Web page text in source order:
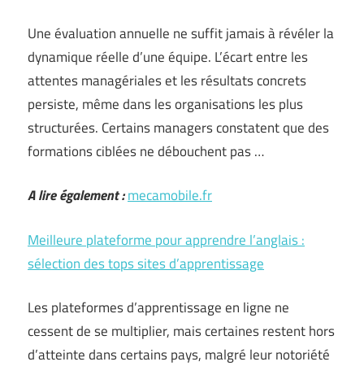
Une évaluation annuelle ne suffit jamais à révéler la
dynamique réelle d’une équipe. L’écart entre les
attentes managériales et les résultats concrets
persiste, même dans les organisations les plus
structurées. Certains managers constatent que des
formations ciblées ne débouchent pas …
A lire également :mecamobile.fr
Meilleure plateforme pour apprendre l’anglais :
sélection des tops sites d’apprentissage
Les plateformes d’apprentissage en ligne ne
cessent de se multiplier, mais certaines restent hors
d’atteinte dans certains pays, malgré leur notoriété